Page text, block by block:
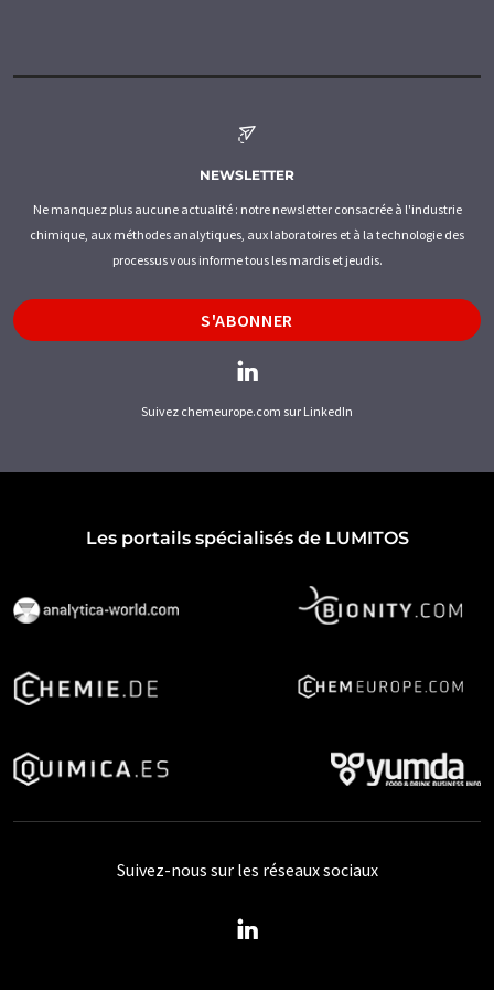
NEWSLETTER
Ne manquez plus aucune actualité : notre newsletter consacrée à l'industrie
chimique, aux méthodes analytiques, aux laboratoires et à la technologie des
processus vous informe tous les mardis et jeudis.
S'ABONNER
Suivez chemeurope.com sur LinkedIn
Les portails spécialisés de LUMITOS
Suivez-nous sur les réseaux sociaux